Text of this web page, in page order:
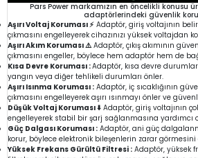
Pars Power markamızın en öncelikli konusu
adaptörlerindeki güvenlik
Aşırı Voltaj Koruması ⚡ Adaptör, giriş voltajının
çıkmasını engelleyerek cihazınızı yüksek voltajdan
Aşırı Akım Koruması ⚠️Adaptör, çıkış akımının
çıkmasını engeller, böylece hem adaptör hem de
Kısa Devre Koruması :Adaptör, kısa devre
yangın veya diğer tehlikeli durumları önler.
Aşırı Isınma Koruması : Adaptör, iç sıcaklığının
çıkmasını engelleyerek aşırı ısınmayı önler ve
Düşük Voltaj Koruması ⬇️ Adaptör, giriş voltajının
engelleyerek stabil bir şarj sağlanmasına yardımcı
Güç Dalgası Koruması : Adaptör, ani güç
korur, böylece elektronik bileşenlerin zarar görmesini
Yüksek Frekans Gürültü Filtresi : Adaptör, yüksek